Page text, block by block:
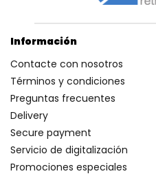
Información
Contacte con nosotros
Términos y condiciones
Preguntas frecuentes
Delivery
Secure payment
Servicio de digitalización
Promociones especiales